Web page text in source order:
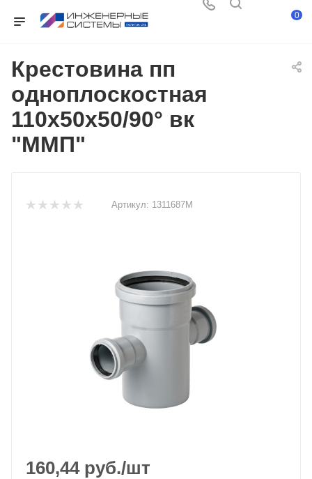
0
Крестовина пп
одноплоскостная
110х50х50/90° вк
"ММП"
Артикул: 1311687М
160,44руб./шт